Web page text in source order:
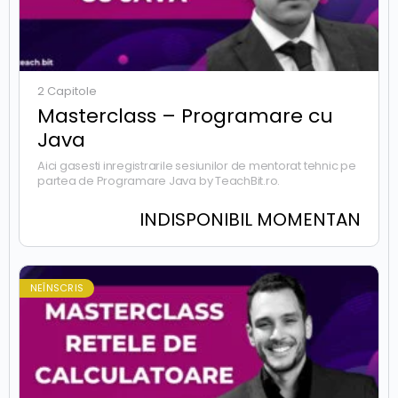
2 Capitole
Masterclass – Programare cu
Java
Aici gasesti inregistrarile sesiunilor de mentorat tehnic pe
partea de Programare Java by TeachBit.ro.
INDISPONIBIL MOMENTAN
NEÎNSCRIS